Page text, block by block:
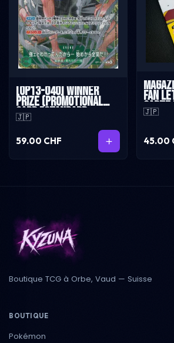
[OP13-040] Winner
Prize (Promotional
Card "Standard
Battle 2026 June")
🇯🇵
59.00 CHF
Fan
carte
🇯🇵
45.00
Boutique TCG à Orbe, Vaud — Suisse
BOUTIQUE
Pokémon